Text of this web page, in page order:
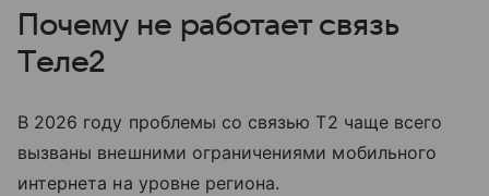
Почему не работает связь
Tеле2
В 2026 году проблемы со связью T2 чаще всего
вызваны внешними ограничениями мобильного
интернета на уровне региона.